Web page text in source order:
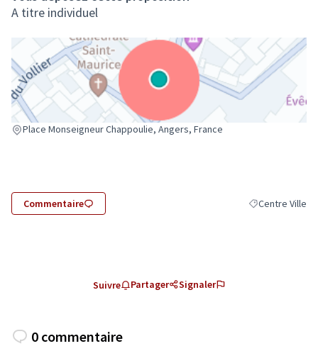
A titre individuel
Place Monseigneur Chappoulie, Angers, France
(Lien externe)
Commentaire Filtrer les
Centre Ville
Suivre Partager Signaler
0 commentaire